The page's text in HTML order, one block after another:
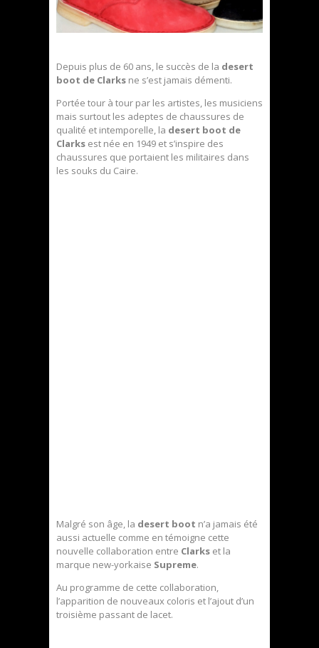
Depuis plus de 60 ans, le succès de la desert
boot de Clarks ne s’est jamais démenti.
Portée tour à tour par les artistes, les musiciens
mais surtout les adeptes de chaussures de
qualité et intemporelle, la desert boot de
Clarks est née en 1949 et s’inspire des
chaussures que portaient les militaires dans
les souks du Caire.
Malgré son âge, la desert boot n’a jamais été
aussi actuelle comme en témoigne cette
nouvelle collaboration entre Clarks et la
marque new-yorkaise Supreme.
Au programme de cette collaboration,
l’apparition de nouveaux coloris et l’ajout d’un
troisième passant de lacet.